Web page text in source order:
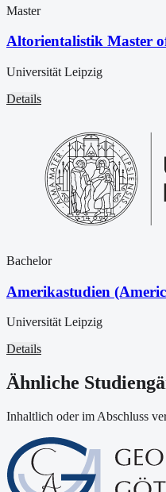
Master
Altorientalistik Master
Universität Leipzig
Details
Bachelor
Amerikastudien
Universität Leipzig
Details
Ähnliche
Inhaltlich oder im Abschluss